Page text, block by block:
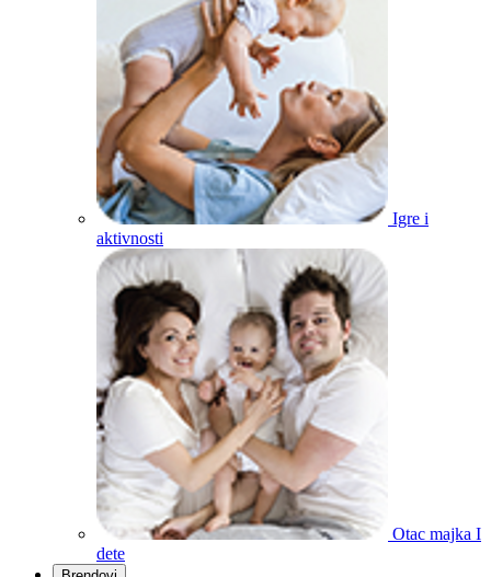
Igre i
aktivnosti
Otac majka I
dete